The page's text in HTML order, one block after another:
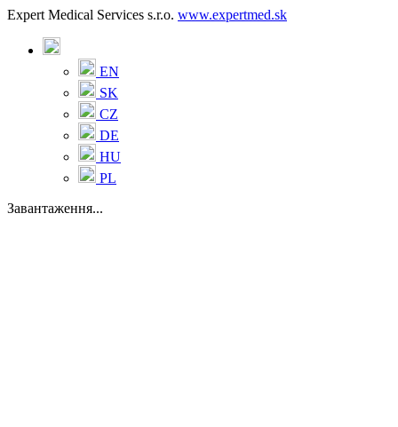
Expert Medical Services s.r.o. www.expertmed.sk
EN
SK
CZ
DE
HU
PL
Завантаження...